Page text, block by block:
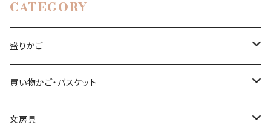
CATEGORY
盛りかご
亀甲編み
小入れ麻の葉編み
買い物かご・バスケット
縄目差し
文房具